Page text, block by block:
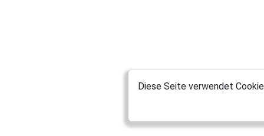
Diese Seite verwendet